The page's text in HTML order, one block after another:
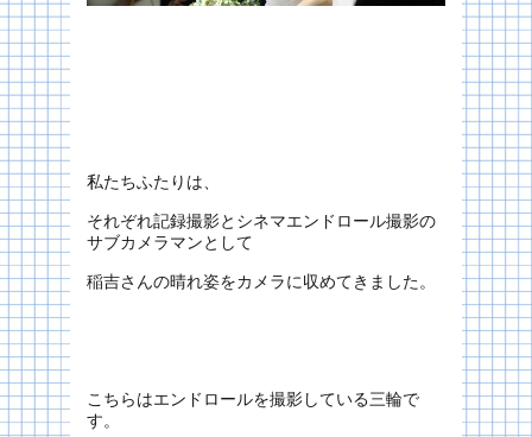
私たちふたりは、
それぞれ記録撮影とシネマエンドロール撮影の
サブカメラマンとして
稲吉さんの晴れ姿をカメラに収めてきました。
こちらはエンドロールを撮影している三輪で
す。